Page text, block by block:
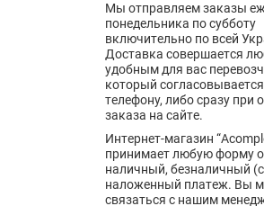
Мы отправляем заказы
понедельника по субботу
включительно по всей
Доставка совершается
удобным для вас
который
телефону, либо сразу при
заказа на сайте.
Интернет-магазин
принимает любую форму
наличный, безналичный
наложенный платеж. Вы
связаться с нашим